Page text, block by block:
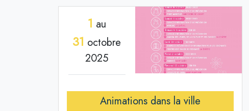
1 au
31 octobre
2025
Animations dans la ville